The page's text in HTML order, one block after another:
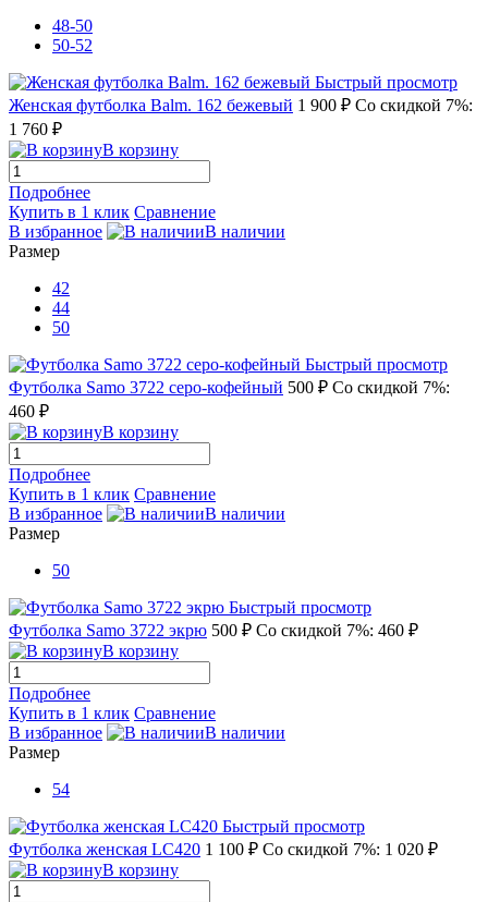
48-50
50-52
Быстрый просмотр
Женская футболка Balm. 162 бежевый 1 900 ₽ Со скидкой 7%:
1 760 ₽
В корзину
Подробнее
Купить в 1 клик Сравнение
В избранное
В наличии
Размер
42
44
50
Быстрый просмотр
Футболка Samo 3722 серо-кофейный 500 ₽ Со скидкой 7%:
460 ₽
В корзину
Подробнее
Купить в 1 клик Сравнение
В избранное
В наличии
Размер
50
Быстрый просмотр
Футболка Samo 3722 экрю 500 ₽ Со скидкой 7%: 460 ₽
В корзину
Подробнее
Купить в 1 клик Сравнение
В избранное
В наличии
Размер
54
Быстрый просмотр
Футболка женская LC420 1 100 ₽ Со скидкой 7%: 1 020 ₽
В корзину